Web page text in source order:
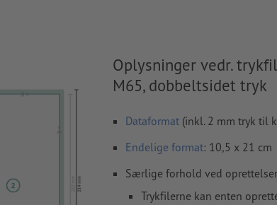
Oplysninger vedr.
M65, dobbeltsidet tryk
Dataformat (inkl. 2 mm tryk til
Endelige format: 10,5 x 21 cm
Særlige forhold ved
Trykfilerne kan enten